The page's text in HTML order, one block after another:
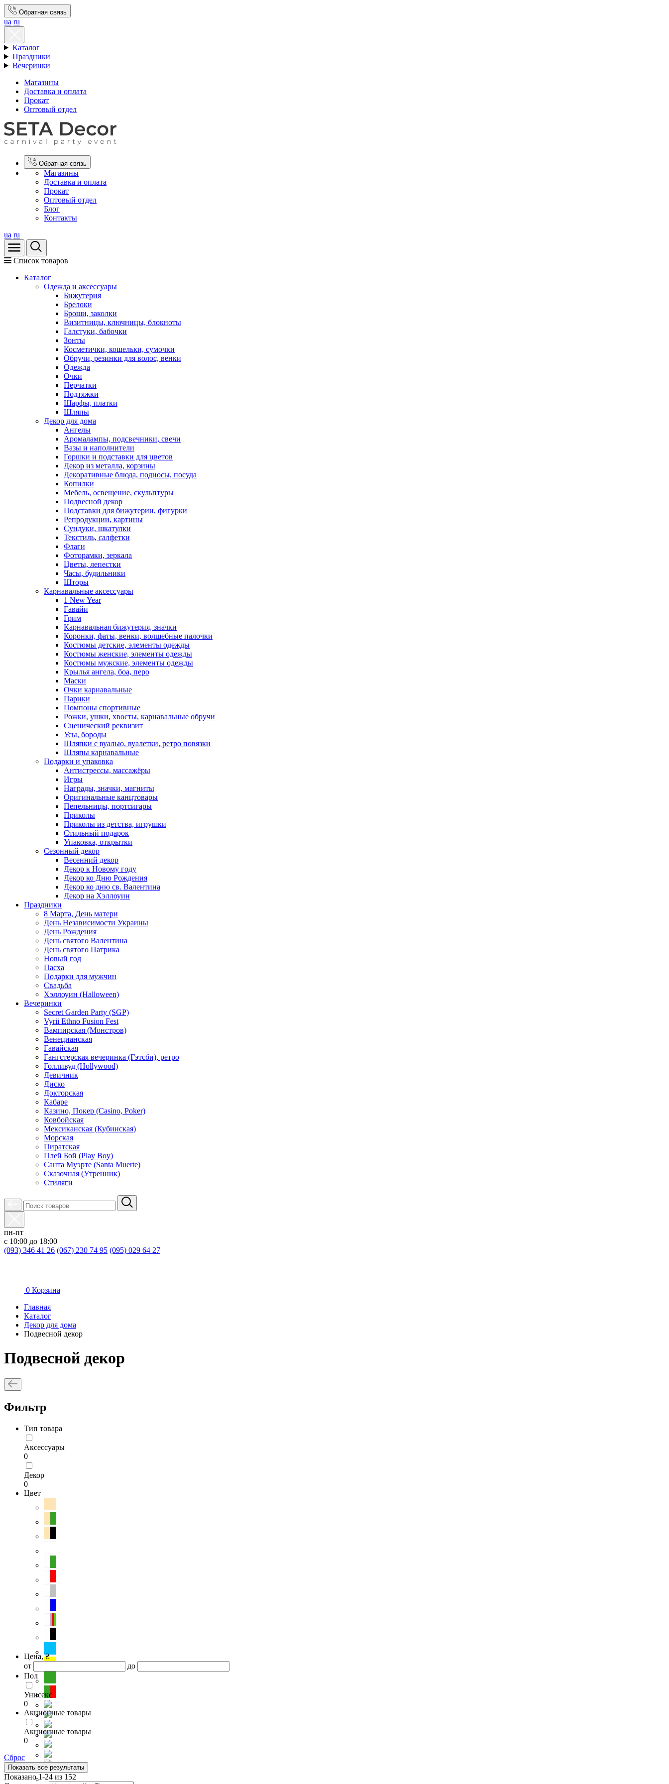
Обратная связь
ua ru
Каталог
Праздники
Вечеринки
Магазины
Доставка и оплата
Прокат
Оптовый отдел
Обратная связь
Магазины
Доставка и оплата
Прокат
Оптовый отдел
Блог
Контакты
ua ru
Список товаров
Каталог
Oдежда и аксессуары
Бижутерия
Брелоки
Броши, заколки
Визитницы, ключницы, блокноты
Галстуки, бабочки
Зонты
Косметички, кошельки, сумочки
Обручи, резинки для волос, венки
Одежда
Очки
Перчатки
Подтяжки
Шарфы, платки
Шляпы
Декор для дома
Ангелы
Аромалампы, подсвечники, свечи
Вазы и наполнители
Горшки и подставки для цветов
Декор из металла, корзины
Декоративные блюда, подносы, посуда
Копилки
Мебель, освещение, скульптуры
Подвесной декор
Подставки для бижутерии, фигурки
Репродукции, картины
Сундуки, шкатулки
Текстиль, салфетки
Флаги
Фоторамки, зеркала
Цветы, лепестки
Часы, будильники
Шторы
Карнавальные аксессуары
1 New Year
Гавайи
Грим
Карнавальная бижутерия, значки
Коронки, фаты, венки, волшебные палочки
Костюмы детские, элементы одежды
Костюмы женские, элементы одежды
Костюмы мужские, элементы одежды
Крылья ангела, боа, перо
Маски
Очки карнавальные
Парики
Помпоны спортивные
Рожки, ушки, хвосты, карнавальные обручи
Сценический реквизит
Усы, бороды
Шляпки с вуалью, вуалетки, ретро повязки
Шляпы карнавальные
Подарки и упаковка
Антистрессы, массажёры
Игры
Награды, значки, магниты
Оригинальные канцтовары
Пепельницы, портсигары
Приколы
Приколы из детства, игрушки
Стильный подарок
Упаковка, открытки
Сезонный декор
Весенний декор
Декор к Новому году
Декор ко Дню Рождения
Декор ко дню св. Валентина
Декор на Хэллоуин
Праздники
8 Марта, День матери
День Независимости Украины
День Рождения
День святого Валентина
День святого Патрика
Новый год
Пасха
Подарки для мужчин
Свадьба
Хэллоуин (Halloween)
Вечеринки
Secret Garden Party (SGP)
Vyrii Ethno Fusion Fest
Вампирская (Монстров)
Венецианская
Гавайская
Гангстерская вечеринка (Гэтсби), ретро
Голливуд (Hollywood)
Девичник
Диско
Докторская
Кабаре
Казино, Покер (Casino, Poker)
Ковбойская
Мексиканская (Кубинская)
Морская
Пиратская
Плей Бой (Play Boy)
Санта Муэрте (Santa Muerte)
Сказочная (Утренник)
Стиляги
пн-пт
с 10:00 до 18:00
(093) 346 41 26 (067) 230 74 95 (095) 029 64 27
0 Корзина
Главная
Каталог
Декор для дома
Подвесной декор
Подвесной декор
Фильтр
Тип товара
Аксессуары
0
Декор
0
Цвет
Цена, ₴
от
до
Пол
Унисекс
0
Акционные товары
Акционные товары
0
Сброс
Показать все результаты
Показано 1-24 из 152